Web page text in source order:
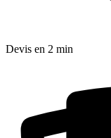
Devis en 2 min